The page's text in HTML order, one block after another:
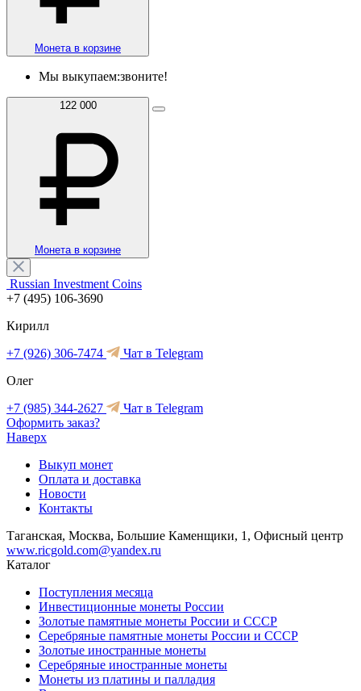
Монета в корзине
Мы выкупаем:звоните!
122 000
Монета в корзине
Russian Investment Coins
+7 (495) 106-3690
Кирилл
+7 (926) 306-7474
Чат в Telegram
Олег
+7 (985) 344-2627
Чат в Telegram
Оформить заказ?
Наверх
Выкуп монет
Оплата и доставка
Новости
Контакты
Таганская, Москва, Большие Каменщики, 1, Офисный центр
www.ricgold.com@yandex.ru
Каталог
Поступления месяца
Инвестиционные монеты России
Золотые памятные монеты России и СССР
Серебряные памятные монеты России и СССР
Золотые иностранные монеты
Серебряные иностранные монеты
Монеты из платины и палладия